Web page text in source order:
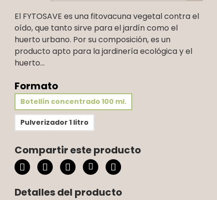
El FYTOSAVE es una fitovacuna vegetal contra el
oído, que tanto sirve para el jardín como el
huerto urbano. Por su composición, es un
producto apto para la jardinería ecológica y el
huerto...
Formato
Botellín concentrado 100 ml.
Pulverizador 1 litro
Compartir este producto
Detalles del producto